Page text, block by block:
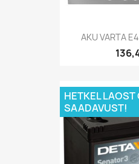
AKU VARTA
HETKEL
SAADAVUST!